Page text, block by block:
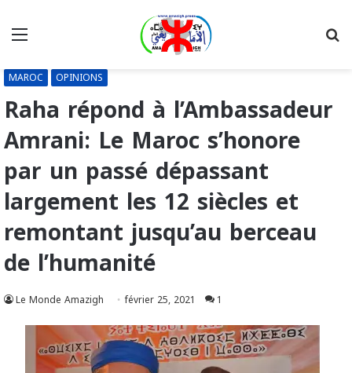
MAROC OPINIONS
Raha répond à l’Ambassadeur
Amrani: Le Maroc s’honore
par un passé dépassant
largement les 12 siècles et
remontant jusqu’au berceau
de l’humanité
Le Monde Amazigh février 25, 2021 1